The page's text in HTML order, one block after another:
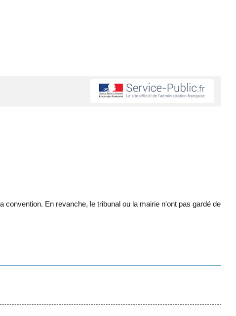
En revanche, le tribunal ou la mairie n'ont pas gardé de